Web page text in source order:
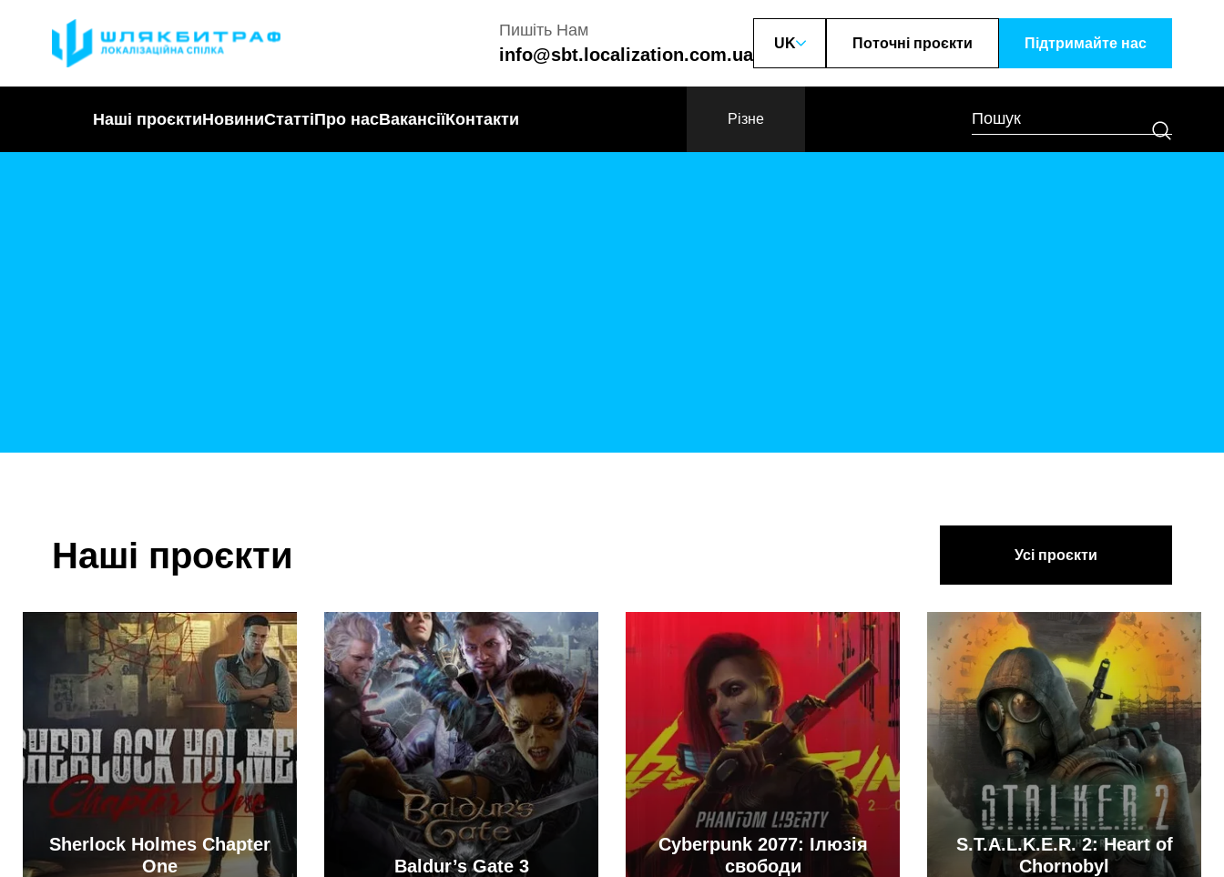
Пишіть Нам
info@sbt.localization.com.ua
UK Поточні проєкти Підтримайте наc
Наші проєктиНовиниСтаттіПро насВакансіїКонтакти Різне
Наші проєкти Усі проєкти
Sherlock Holmes Chapter
One
Baldur’s Gate 3
Cyberpunk 2077: Ілюзія
свободи
S.T.A.L.K.E.R. 2: Heart of
Chornobyl